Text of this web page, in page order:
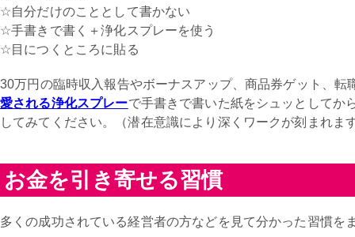
☆自分だけのこととして書かない
☆手書きで書く＋浄化スプレーを使う
☆目につくところに貼る
30万円の臨時収入報告やボーナスアップ、商品券ゲット、転
愛される浄化スプレーで手書きで書いた紙をシュッとしてか
してみてください。（潜在意識により深くワークが刻まれま
お金を引き寄せる習慣
多くの成功されている経営者の方などを見て分かった習慣を